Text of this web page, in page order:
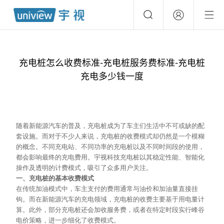
充电桩怎么收费标准-充电桩服务费标准-充电桩
充电多少钱一度
随着新能源汽车的普及，充电桩成为了车主们生活中不可或缺的配
套设施。而对于不少人来说，充电桩的收费模式却仍然是一个模糊
的概念。不同充电站、不同功率的充电桩以及不同时间段的使用，
都会影响最终的充电费用。宇视科技充电桩以其稳定性能、智能化
操作及透明的计费模式，吸引了众多用户关注。
一、充电桩的基本收费模式
在传统加油模式中，车主支付的费用通常与油价和加油量直接挂
钩。而在新能源汽车的充电领域，充电桩的收费主要基于用电量计
算。此外，部分充电桩还会加收服务费，或者在特定时段实行峰谷
电价策略，进一步细化了收费模式。